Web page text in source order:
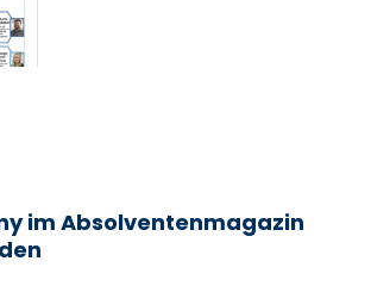
im Absolventenmagazin